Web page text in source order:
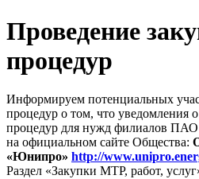
Проведение
процедур
Информируем потенциальных
процедур о том, что уведомления
процедур для нужд филиалов
на официальном сайте Общества:
«Юнипро» http://
Раздел «Закупки МТР, работ,